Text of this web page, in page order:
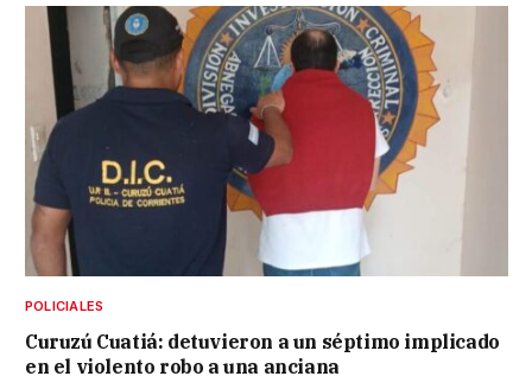
POLICIALES
Curuzú Cuatiá: detuvieron a un séptimo implicado
en el violento robo a una anciana